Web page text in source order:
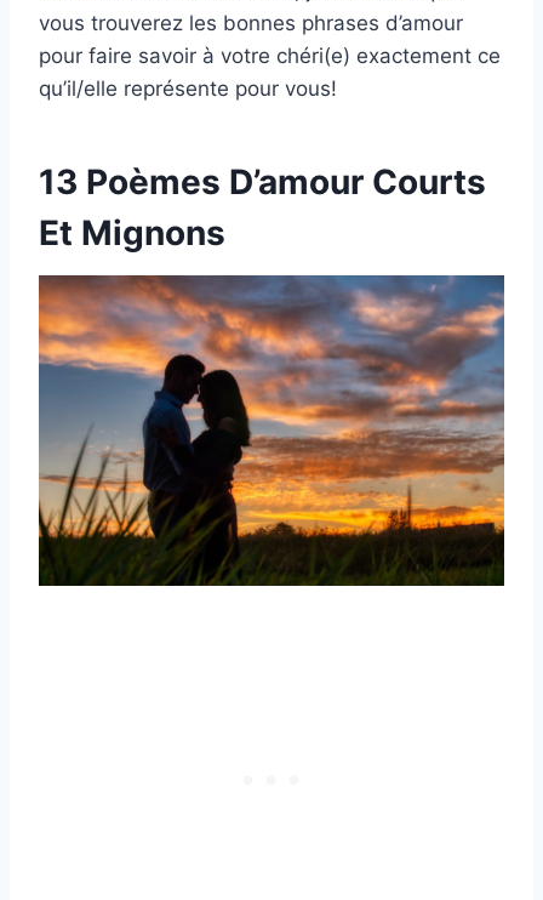
vous trouverez les bonnes phrases d’amour
pour faire savoir à votre chéri(e) exactement ce
qu’il/elle représente pour vous!
13 Poèmes D’amour Courts
Et Mignons